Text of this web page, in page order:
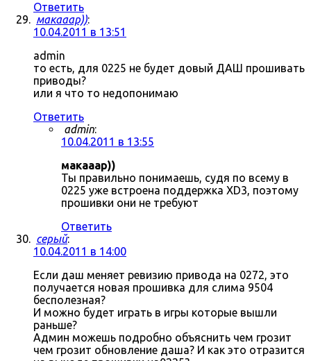
Ответить
макааар)):
10.04.2011 в 13:51
admin
то есть, для 0225 не будет довый ДАШ прошивать
приводы?
или я что то недопонимаю
Ответить
admin:
10.04.2011 в 13:55
макааар))
Ты правильно понимаешь, судя по всему в
0225 уже встроена поддержка XD3, поэтому
прошивки они не требуют
Ответить
серый:
10.04.2011 в 14:00
Если даш меняет ревизию привода на 0272, это
получается новая прошивка для слима 9504
бесполезная?
И можно будет играть в игры которые вышли
раньше?
Админ можешь подробно объяснить чем грозит
чем грозит обновление даша? И как это отразится